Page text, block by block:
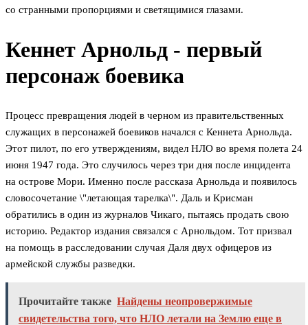
со странными пропорциями и светящимися глазами.
Кеннет Арнольд - первый
персонаж боевика
Процесс превращения людей в черном из правительственных
служащих в персонажей боевиков начался с Кеннета Арнольда.
Этот пилот, по его утверждениям, видел НЛО во время полета 24
июня 1947 года. Это случилось через три дня после инцидента
на острове Мори. Именно после рассказа Арнольда и появилось
словосочетание \"летающая тарелка\". Даль и Крисман
обратились в один из журналов Чикаго, пытаясь продать свою
историю. Редактор издания связался с Арнольдом. Тот призвал
на помощь в расследовании случая Даля двух офицеров из
армейской службы разведки.
Прочитайте также Найдены неопровержимые
свидетельства того, что НЛО летали на Землю еще в